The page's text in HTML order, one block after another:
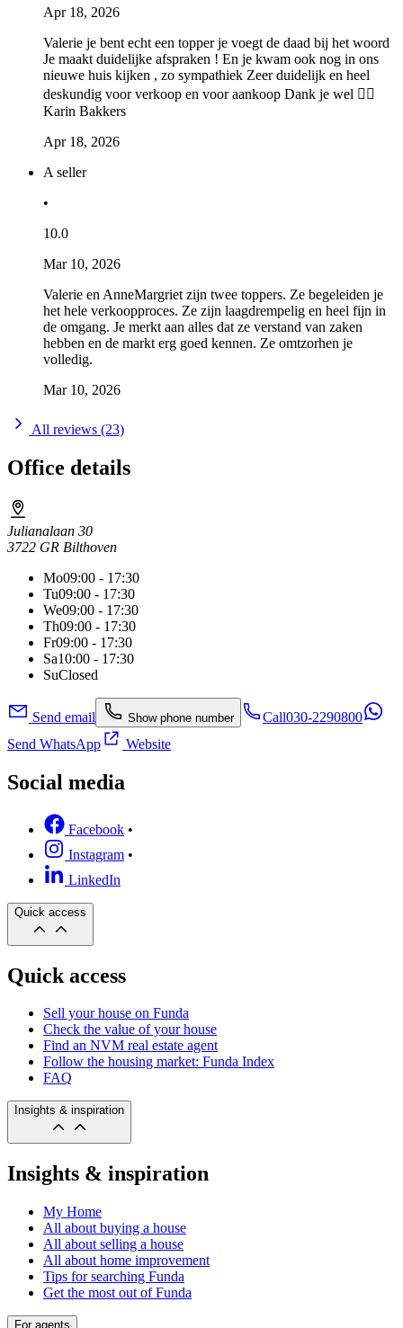
Apr 18, 2026
Valerie je bent echt een topper je voegt de daad bij het woord
Je maakt duidelijke afspraken ! En je kwam ook nog in ons
nieuwe huis kijken , zo sympathiek Zeer duidelijk en heel
deskundig voor verkoop en voor aankoop Dank je wel 👍🏻
Karin Bakkers
Apr 18, 2026
A seller
•
10.0
Mar 10, 2026
Valerie en AnneMargriet zijn twee toppers. Ze begeleiden je
het hele verkoopproces. Ze zijn laagdrempelig en heel fijn in
de omgang. Je merkt aan alles dat ze verstand van zaken
hebben en de markt erg goed kennen. Ze omtzorhen je
volledig.
Mar 10, 2026
All reviews (23)
Office details
Julianalaan 30
3722 GR Bilthoven
Mo09:00 - 17:30
Tu09:00 - 17:30
We09:00 - 17:30
Th09:00 - 17:30
Fr09:00 - 17:30
Sa10:00 - 17:30
SuClosed
Send email Show phone number Call030-2290800
Send WhatsApp
Website
Social media
Facebook •
Instagram •
LinkedIn
Quick access
Quick access
Sell your house on Funda
Check the value of your house
Find an NVM real estate agent
Follow the housing market: Funda Index
FAQ
Insights & inspiration
Insights & inspiration
My Home
All about buying a house
All about selling a house
All about home improvement
Tips for searching Funda
Get the most out of Funda
For agents